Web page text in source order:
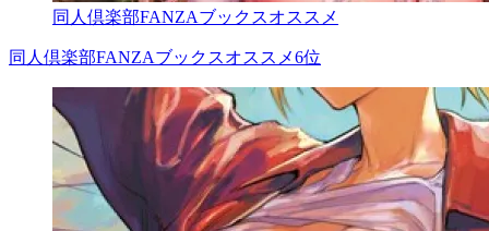
同人倶楽部FANZAブックスオススメ
同人倶楽部FANZAブックスオススメ6位